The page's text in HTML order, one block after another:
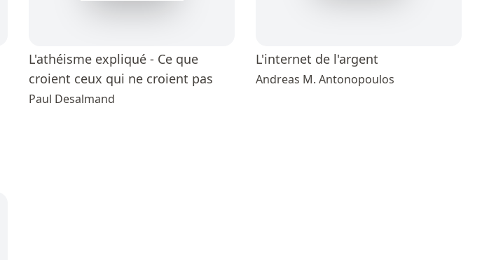
L'athéisme expliqué - Ce que
croient ceux qui ne croient pas
Paul Desalmand
L'internet de l'argent
Andreas M. Antonopoulos